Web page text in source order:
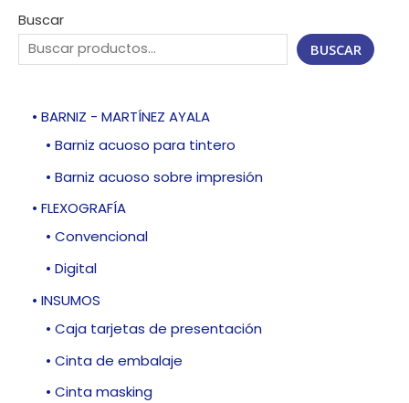
Buscar
BUSCAR
• BARNIZ - MARTÍNEZ AYALA
• Barniz acuoso para tintero
• Barniz acuoso sobre impresión
• FLEXOGRAFÍA
• Convencional
• Digital
• INSUMOS
• Caja tarjetas de presentación
• Cinta de embalaje
• Cinta masking